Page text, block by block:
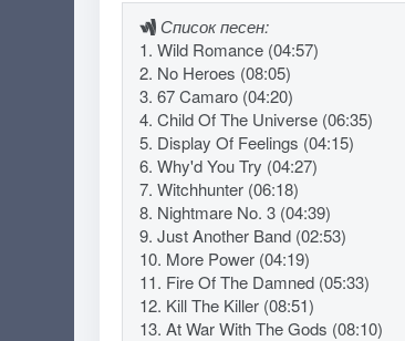
Список песен:
1. Wild Romance (04:57)
2. No Heroes (08:05)
3. 67 Camaro (04:20)
4. Child Of The Universe (06:35)
5. Display Of Feelings (04:15)
6. Why'd You Try (04:27)
7. Witchhunter (06:18)
8. Nightmare No. 3 (04:39)
9. Just Another Band (02:53)
10. More Power (04:19)
11. Fire Of The Damned (05:33)
12. Kill The Killer (08:51)
13. At War With The Gods (08:10)